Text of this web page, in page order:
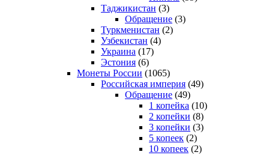
Таджикистан (3)
Обращение (3)
Туркменистан (2)
Узбекистан (4)
Украина (17)
Эстония (6)
Монеты России (1065)
Российская империя (49)
Обращение (49)
1 копейка (10)
2 копейки (8)
3 копейки (3)
5 копеек (2)
10 копеек (2)